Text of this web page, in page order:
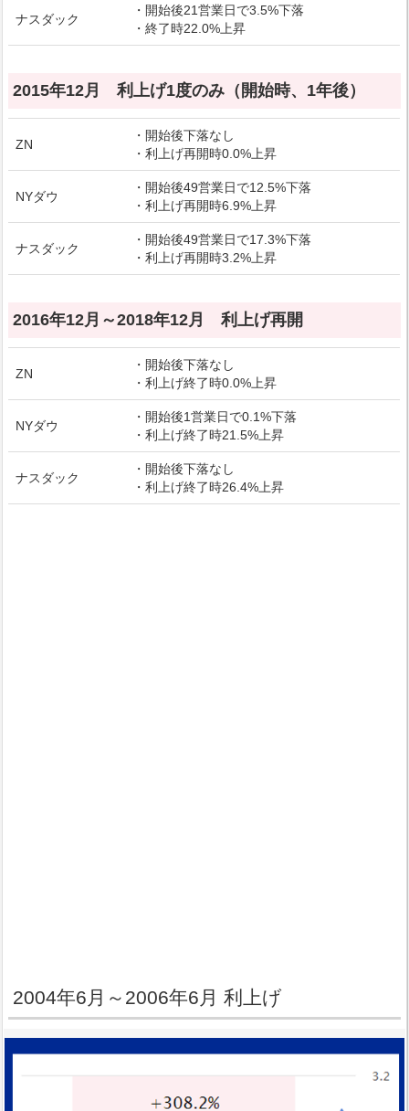
ナスダック
・開始後21営業日で3.5%下落
・終了時22.0%上昇
2015年12月 利上げ1度のみ（開始時、1年後）
ZN
・開始後下落なし
・利上げ再開時0.0%上昇
NYダウ
・開始後49営業日で12.5%下落
・利上げ再開時6.9%上昇
ナスダック
・開始後49営業日で17.3%下落
・利上げ再開時3.2%上昇
2016年12月～2018年12月 利上げ再開
ZN
・開始後下落なし
・利上げ終了時0.0%上昇
NYダウ
・開始後1営業日で0.1%下落
・利上げ終了時21.5%上昇
ナスダック
・開始後下落なし
・利上げ終了時26.4%上昇
2004年6月～2006年6月 利上げ